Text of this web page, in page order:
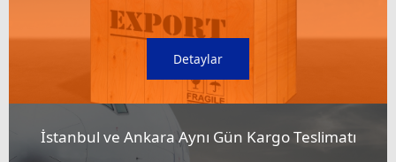
Detaylar
İstanbul ve Ankara Aynı Gün Kargo Teslimatı